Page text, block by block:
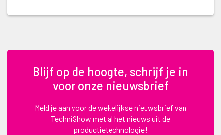
Blijf op de hoogte, schrijf je in
voor onze nieuwsbrief
Meld je aan voor de wekelijkse nieuwsbrief van
TechniShow met al het nieuws uit de
productietechnologie!